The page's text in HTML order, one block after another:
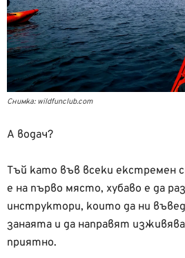
Снимка: wildfunclub.com
А водач?
Тъй като във всеки екстремен
е на първо място, хубаво е да
инструктори, които да ни
занаята и да направят
приятно.